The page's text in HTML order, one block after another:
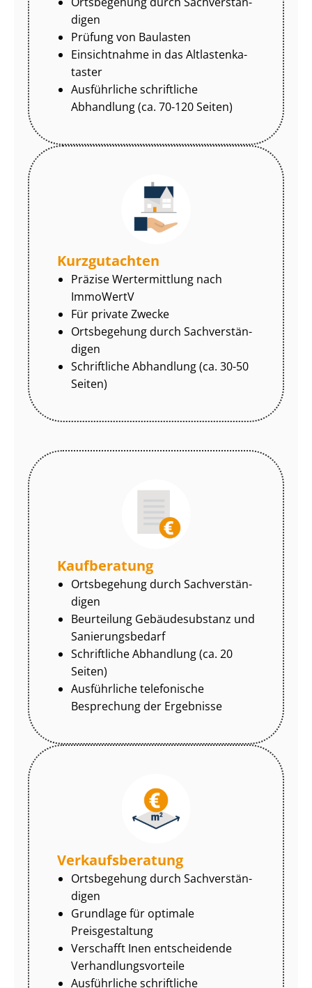
di­gen
Prüfung von Baulasten
Einsichtnahme in das Alt­las­ten­ka­
tas­ter
Ausführliche schriftliche
Abhandlung (ca. 70-120 Seiten)
Kurzgutachten
Präzise Wertermittlung nach
ImmoWertV
Für private Zwecke
Ortsbegehung durch Sach­ver­stän­
di­gen
Schriftliche Abhandlung (ca. 30-50
Seiten)
Kaufberatung
Ortsbegehung durch Sach­ver­stän­
di­gen
Beurteilung Gebäudesubstanz und
Sa­nie­rungs­be­darf
Schriftliche Abhandlung (ca. 20
Seiten)
Ausführliche telefonische
Besprechung der Ergebnisse
Ver­kaufs­be­ra­tung
Ortsbegehung durch Sach­ver­stän­
di­gen
Grundlage für optimale
Preisgestaltung
Verschafft Inen entscheidende
Ver­hand­lungs­vor­tei­le
Ausführliche schriftliche